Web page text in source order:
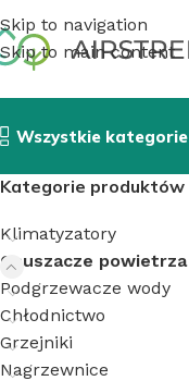
Skip to navigation
Skip to main content
Wszystkie kategorie
Kategorie produktów
Klimatyzatory
Osuszacze powietrza
Podgrzewacze wody
Chłodnictwo
Grzejniki
Nagrzewnice